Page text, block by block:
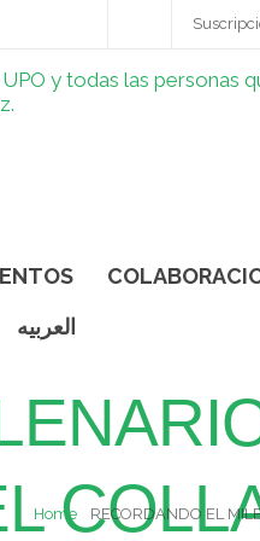
العربيه
Home RECORDANDO EL